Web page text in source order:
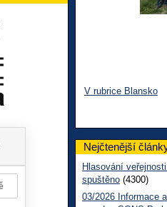
V rubrice Blansko
Nejčtenější
Hlasování
spuštěno (4300)
03/2026 Informace